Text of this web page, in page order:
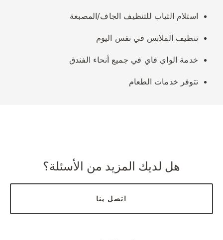
استلام الثياب للتنظيف الجاف/المصبغة
تنظيف الملابس في نفس اليوم
خدمة الواي فاي في جميع أنحاء الفندق
تتوفر خدمات الطعام
هل لديك المزيد من الأسئلة؟
اتصل بنا